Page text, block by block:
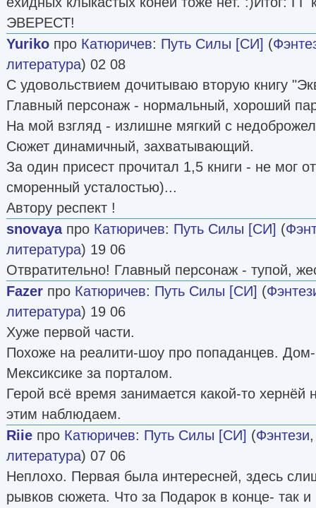
ЭВЕРЕСТ!
Yuriko про Катюричев: Путь Силы [СИ] (
литература) 02 08
С удовольствием дочитываю вторую книгу
Главный персонаж - нормальный, хороший
На мой взгляд - излишне мягкий с
Сюжет динамичный, захватывающий.
За один присест прочитал 1,5 книги - не мог
сморенный усталостью)...
Автору респект !
snovayaпро Катюричев: Путь Силы [СИ] (
литература) 19 06
Отвратительно! Главный персонаж - тупой,
Fazer про Катюричев: Путь Силы [СИ] (
литература) 19 06
Хуже первой части.
Похоже на реалити-шоу про попаданцев.
Мексиксике за порталом.
Герой всё время занимается какой-то
этим наблюдаем.
Riie про Катюричев: Путь Силы [СИ] (Фэнтези
литература) 07 06
Неплохо. Первая была интересней, здесь
рывков сюжета. Что за Подарок в конце- так